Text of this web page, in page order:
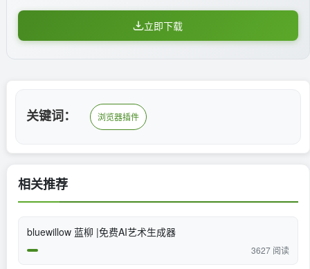
立即下载
关键词： 浏览器插件
相关推荐
bluewillow 蓝柳 |免费AI艺术生成器
3627 阅读